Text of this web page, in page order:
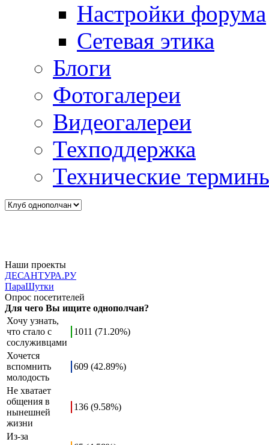
Настройки форума
Сетевая этика
Блоги
Фотогалереи
Видеогалереи
Техподдержка
Технические
Наши проекты
ДЕСАНТУРА.РУ
ПараШутки
Опрос посетителей
Для чего Вы ищите однополчан?
Хочу узнать,
что стало с
сослуживцами
1011 (71.20%)
Хочется
вспомнить
молодость
609 (42.89%)
Не хватает
общения в
нынешней
жизни
136 (9.58%)
Из-за